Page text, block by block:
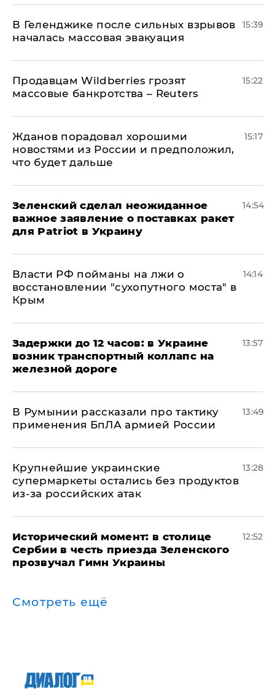
В Геленджике после сильных взрывов
началась массовая эвакуация
15:39
Продавцам Wildberries грозят
массовые банкротства – Reuters
15:22
Жданов порадовал хорошими
новостями из России и предположил,
что будет дальше
15:17
Зеленский сделал неожиданное
важное заявление о поставках ракет
для Patriot в Украину
14:54
Власти РФ пойманы на лжи о
восстановлении "сухопутного моста" в
Крым
14:14
Задержки до 12 часов: в Украине
возник транспортный коллапс на
железной дороге
13:57
В Румынии рассказали про тактику
применения БпЛА армией России
13:49
Крупнейшие украинские
супермаркеты остались без продуктов
из-за российских атак
13:28
Исторический момент: в столице
Сербии в честь приезда Зеленского
прозвучал Гимн Украины
12:52
Смотреть ещё